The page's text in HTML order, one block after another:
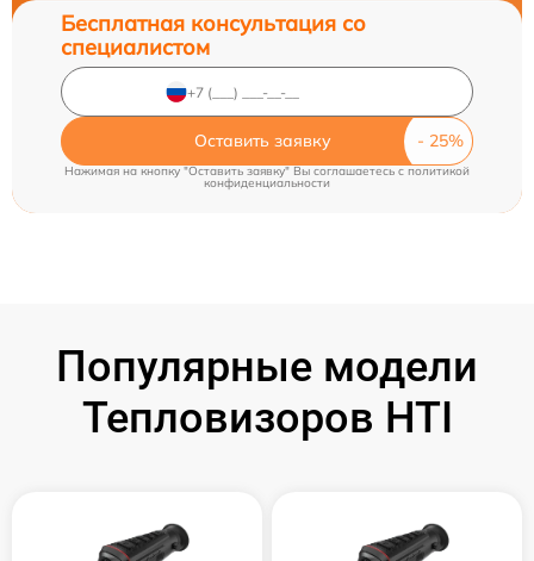
Бесплатная консультация со
специалистом
Оставить заявку
Нажимая на кнопку "Оставить заявку" Вы соглашаетесь cполитикой
конфиденциальности
Популярные модели
Тепловизоров HTI